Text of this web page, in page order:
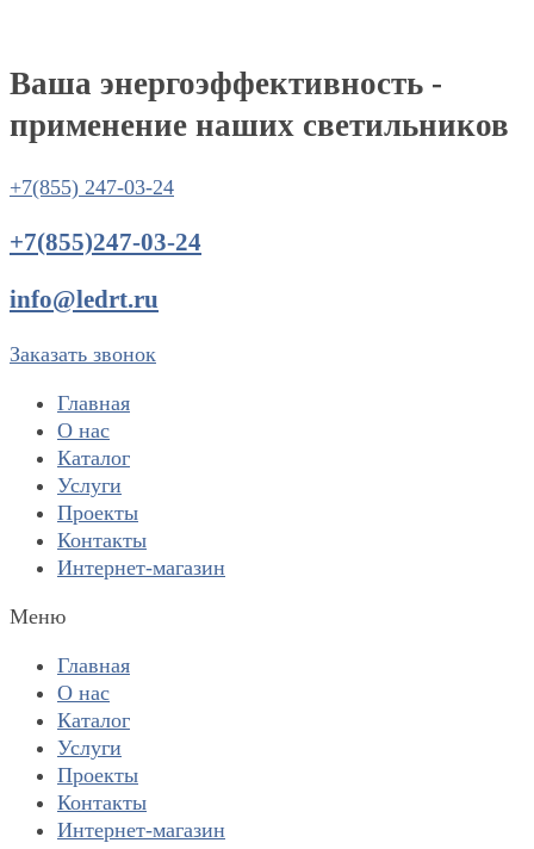
Ваша энергоэффективность -
применение наших светильников
+7(855) 247-03-24
+7(855)247-03-24
info@ledrt.ru
Заказать звонок
Главная
О нас
Каталог
Услуги
Проекты
Контакты
Интернет-магазин
Меню
Главная
О нас
Каталог
Услуги
Проекты
Контакты
Интернет-магазин